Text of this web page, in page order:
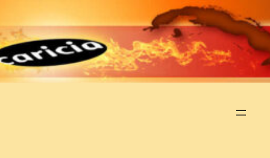
Inhalt
springen